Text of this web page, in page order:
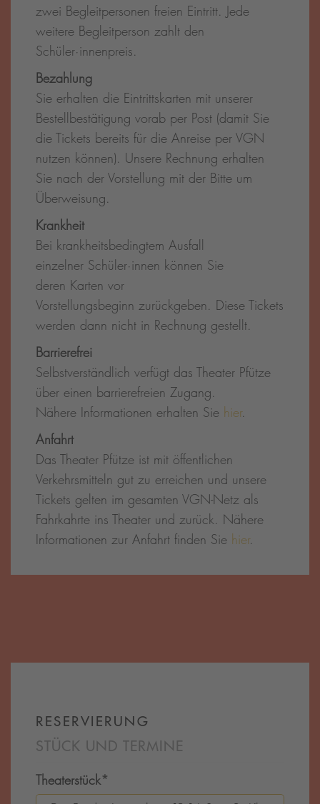
zwei Begleitpersonen freien Eintritt. Jede
weitere Begleitperson zahlt den
Schüler·innenpreis.
Bezahlung
Sie erhalten die Eintrittskarten mit unserer
Bestellbestätigung vorab per Post (damit Sie
die Tickets bereits für die Anreise per VGN
nutzen können). Unsere Rechnung erhalten
Sie nach der Vorstellung mit der Bitte um
Überweisung.
Krankheit
Bei krankheitsbedingtem Ausfall
einzelner Schüler·innen können Sie
deren Karten vor
Vorstellungsbeginn zurückgeben. Diese Tickets
werden dann nicht in Rechnung gestellt.
Barrierefrei
Selbstverständlich verfügt das Theater Pfütze
über einen barrierefreien Zugang.
Nähere Informationen erhalten Sie hier.
Anfahrt
Das Theater Pfütze ist mit öffentlichen
Verkehrsmitteln gut zu erreichen und unsere
Tickets gelten im gesamten VGN-Netz als
Fahrkahrte ins Theater und zurück. Nähere
Informationen zur Anfahrt finden Sie hier.
RESERVIERUNG
STÜCK UND TERMINE
Theaterstück*